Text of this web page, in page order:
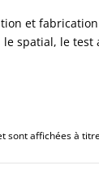
et
spatial, le
sont affichées à